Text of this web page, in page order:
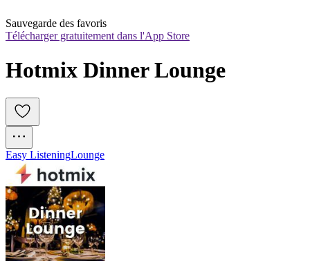
Sauvegarde des favoris
Télécharger gratuitement dans l'App Store
Hotmix Dinner Lounge
Easy ListeningLounge